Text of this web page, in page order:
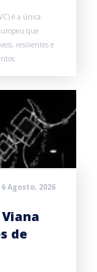
é a única
que
resilientes e
6 Agosto, 2026
de